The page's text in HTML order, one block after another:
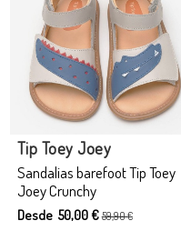
Producto disponible con otras opciones
Sandalias barefoot Tip Toey
Joey Crunchy
Tip Toey Joey
Desde 50,00 €59,90 €